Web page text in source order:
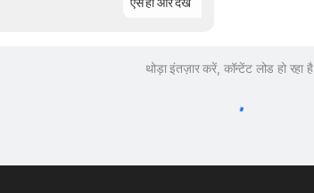
थोड़ा इंतज़ार करें, कॉन्टेंट लोड हो रहा है